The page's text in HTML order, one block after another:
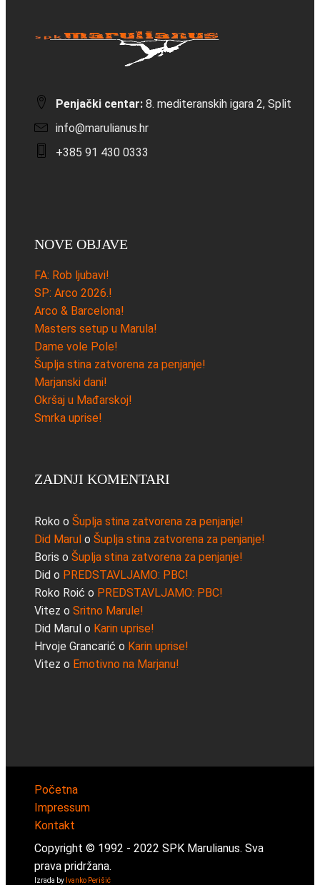
Penjački centar: 8. mediteranskih igara 2, Split
info@marulianus.hr
+385 91 430 0333
NOVE OBJAVE
FA: Rob ljubavi!
SP: Arco 2026.!
Arco & Barcelona!
Masters setup u Marula!
Dame vole Pole!
Šuplja stina zatvorena za penjanje!
Marjanski dani!
Okršaj u Mađarskoj!
Smrka uprise!
ZADNJI KOMENTARI
Roko o Šuplja stina zatvorena za penjanje!
Did Marul o Šuplja stina zatvorena za penjanje!
Boris o Šuplja stina zatvorena za penjanje!
Did o PREDSTAVLJAMO: PBC!
Roko Roić o PREDSTAVLJAMO: PBC!
Vitez o Sritno Marule!
Did Marul o Karin uprise!
Hrvoje Grancarić o Karin uprise!
Vitez o Emotivno na Marjanu!
Početna
Impressum
Kontakt
Copyright © 1992 - 2022 SPK Marulianus. Sva
prava pridržana.
Izrada by Ivanko Perišić